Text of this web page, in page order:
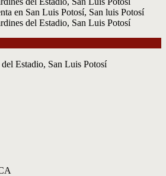
del Estadio, San Luis Potosí